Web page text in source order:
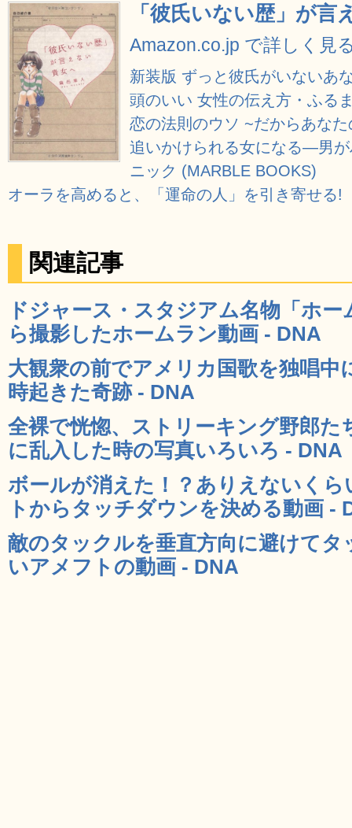
「彼氏いない歴」が言
Amazon.co.jp で詳しく見
新装版 ずっと彼氏がいないあ
頭のいい 女性の伝え方・ふる
恋の法則のウソ ~だからあな
追いかけられる女になる―男
ニック (MARBLE BOOKS)
オーラを高めると、「運命の人」を引き寄せる!
関連記事
ドジャース・スタジアム名物「ホ
ら撮影したホームラン動画 - DNA
大観衆の前でアメリカ国歌を独唱
時起きた奇跡 - DNA
全裸で恍惚、ストリーキング野郎た
に乱入した時の写真いろいろ - DNA
ボールが消えた！？ありえないく
トからタッチダウンを決める動画 -
敵のタックルを垂直方向に避けて
いアメフトの動画 - DNA